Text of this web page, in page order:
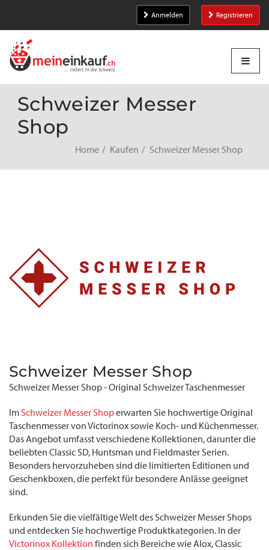
Anmelden Registrieren
Schweizer Messer
Shop
Home Kaufen Schweizer Messer Shop
Schweizer Messer Shop
Schweizer Messer Shop - Original Schweizer Taschenmesser
ImSchweizer Messer Shoperwarten Sie hochwertige Original
Taschenmesser von Victorinox sowie Koch- und Küchenmesser.
Das Angebot umfasst verschiedene Kollektionen, darunter die
beliebten Classic SD, Huntsman und Fieldmaster Serien.
Besonders hervorzuheben sind die limitierten Editionen und
Geschenkboxen, die perfekt für besondere Anlässe geeignet
sind.
Erkunden Sie die vielfältige Welt des Schweizer Messer Shops
und entdecken Sie hochwertige Produktkategorien. In der
Victorinox Kollektion finden sich Bereiche wie Alox, Classic